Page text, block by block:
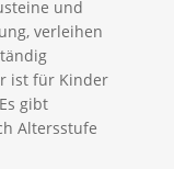
und
verleihen
ist für Kinder
gibt
Altersstufe